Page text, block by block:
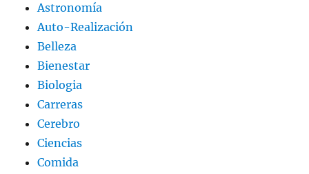
Astronomía
Auto-Realización
Belleza
Bienestar
Biologia
Carreras
Cerebro
Ciencias
Comida